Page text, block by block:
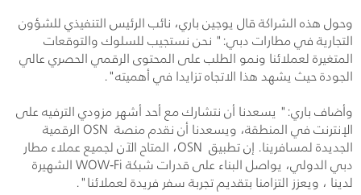
وحول هذه الشراكة قال يوجين باري، نائب الرئيس التنفيذي للشؤون
التجارية في مطارات دبي:" نحن نستجيب للسلوك والتوقعات
المتغيرة لعملائنا ونمو الطلب على المحتوى الرقمي الحصري عالي
الجودة حيث يشهد هذا الاتجاه تزايدا في أهميته".
وأضاف باري:" يسعدنا أن نتشارك مع أحد أشهر مزودي الترفيه على
الإنترنت في المنطقة، ويسعدنا أن نقدم منصة OSNالرقمية
الجديدة لمسافرينا. إن تطبيق OSN، المتاح الآن لجميع عملاء مطار
دبي الدولي، يواصل البناء على قدرات شبكةWOW-Fiالشهيرة
لدينا ، ويعزز التزامنا بتقديم تجربة سفر فريدة لعملائنا".